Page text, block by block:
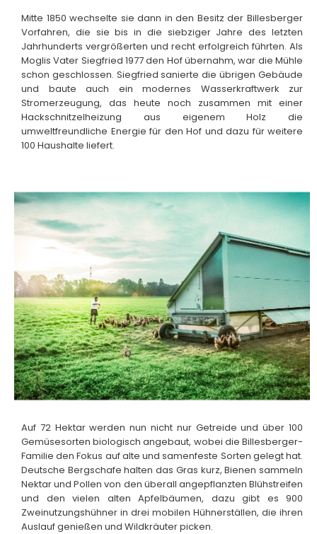
Mitte 1850 wechselte sie dann in den Besitz der Billesberger
Vorfahren, die sie bis in die siebziger Jahre des letzten
Jahrhunderts vergrößerten und recht erfolgreich führten. Als
Moglis Vater Siegfried 1977 den Hof übernahm, war die Mühle
schon geschlossen. Siegfried sanierte die übrigen Gebäude
und baute auch ein modernes Wasserkraftwerk zur
Stromerzeugung, das heute noch zusammen mit einer
Hackschnitzelheizung aus eigenem Holz die
umweltfreundliche Energie für den Hof und dazu für weitere
100 Haushalte liefert.
Auf 72 Hektar werden nun nicht nur Getreide und über 100
Gemüsesorten biologisch angebaut, wobei die Billesberger-
Familie den Fokus auf alte und samenfeste Sorten gelegt hat.
Deutsche Bergschafe halten das Gras kurz, Bienen sammeln
Nektar und Pollen von den überall angepflanzten Blühstreifen
und den vielen alten Apfelbäumen, dazu gibt es 900
Zweinutzungshühner in drei mobilen Hühnerställen, die ihren
Auslauf genießen und Wildkräuter picken.